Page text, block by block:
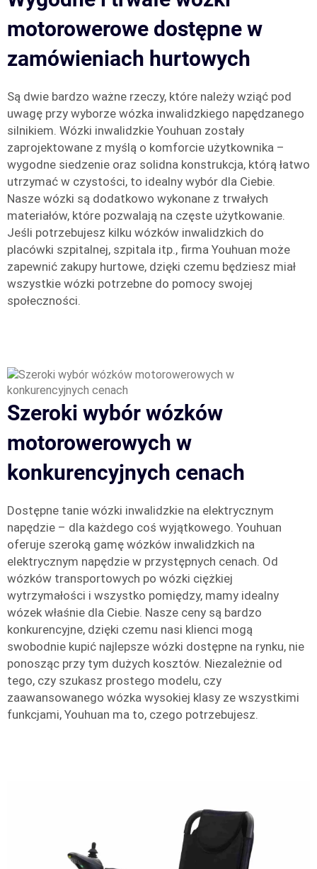
motorowerowe dostępne w
zamówieniach hurtowych
Są dwie bardzo ważne rzeczy, które należy wziąć pod
uwagę przy wyborze wózka inwalidzkiego napędzanego
silnikiem. Wózki inwalidzkie Youhuan zostały
zaprojektowane z myślą o komforcie użytkownika –
wygodne siedzenie oraz solidna konstrukcja, którą łatwo
utrzymać w czystości, to idealny wybór dla Ciebie.
Nasze wózki są dodatkowo wykonane z trwałych
materiałów, które pozwalają na częste użytkowanie.
Jeśli potrzebujesz kilku wózków inwalidzkich do
placówki szpitalnej, szpitala itp., firma Youhuan może
zapewnić zakupy hurtowe, dzięki czemu będziesz miał
wszystkie wózki potrzebne do pomocy swojej
społeczności.
Szeroki wybór wózków
motorowerowych w
konkurencyjnych cenach
Dostępne tanie wózki inwalidzkie na elektrycznym
napędzie – dla każdego coś wyjątkowego. Youhuan
oferuje szeroką gamę wózków inwalidzkich na
elektrycznym napędzie w przystępnych cenach. Od
wózków transportowych po wózki ciężkiej
wytrzymałości i wszystko pomiędzy, mamy idealny
wózek właśnie dla Ciebie. Nasze ceny są bardzo
konkurencyjne, dzięki czemu nasi klienci mogą
swobodnie kupić najlepsze wózki dostępne na rynku, nie
ponosząc przy tym dużych kosztów. Niezależnie od
tego, czy szukasz prostego modelu, czy
zaawansowanego wózka wysokiej klasy ze wszystkimi
funkcjami, Youhuan ma to, czego potrzebujesz.